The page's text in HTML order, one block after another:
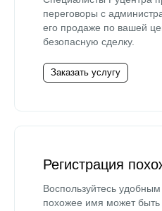
переговоры с
его продаже по вашей
безопасную сделку.
Заказать услугу
Регистрация
Воспользуйтесь
похожее имя может быть